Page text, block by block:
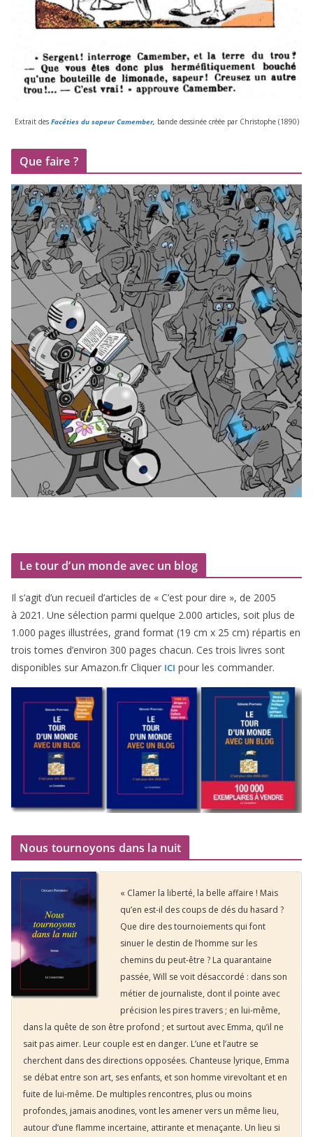
Extrait desFacéties du sapeur Camember, bande des­si­née créée par Christophe (1890)
Que faire ?
Le tour d’un monde avec un blog
Il s’agit d’un recueil d’ar­ticles de « C’est pour dire », de 2005
à 2021 . Une sélec­tion par­mi quelque 2.000 articles, soit plus de
1 .000 pages illus­trées, grand for­mat (19 cm x 25 cm) répar­tis en
trois tomes d’environ 300 pages cha­cun. Ces trois livres sont
dis­po­nibles sur Amazon​.fr Cliquer ICI pour les commander.
Nous tournoyons dans la nuit
« Clamer la liberté, la belle affaire ! Mais
qu’en est-il des coups de dés du hasard ?
Que dire des tournoiements qui font
sinuer le destin de l’homme sur les
chemins du peut-être ? La quarantaine
passée, Will se voit désaccordé : dans son
métier de journaliste, dont il pointe avec
précision les pires travers ; en lui-même,
dans la quête de son être profond ; et surtout avec Emma, qu’il ne
sait pas aimer. Leur couple est en danger. L’une et l’autre se
cherchent dans des directions opposées. Chanteuse lyrique, Emma
se débat entre son art, ses enfants, et son homme virevoltant et en
fuite de lui-même. De multiples rencontres, plus ou moins
profondes, jamais anodines, vont les amener vers un même lieu,
autour d’une flamme incertaine, attirante et menaçante. Un lieu si